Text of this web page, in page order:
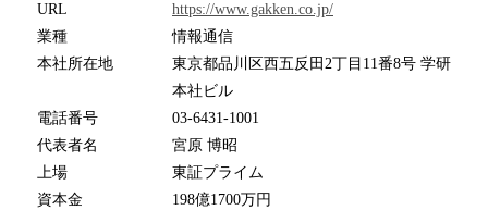
URL
https://www.gakken.co.jp/
業種
情報通信
本社所在地
東京都品川区西五反田2丁目11番8号 学研
本社ビル
電話番号
03-6431-1001
代表者名
宮原 博昭
上場
東証プライム
資本金
198億1700万円